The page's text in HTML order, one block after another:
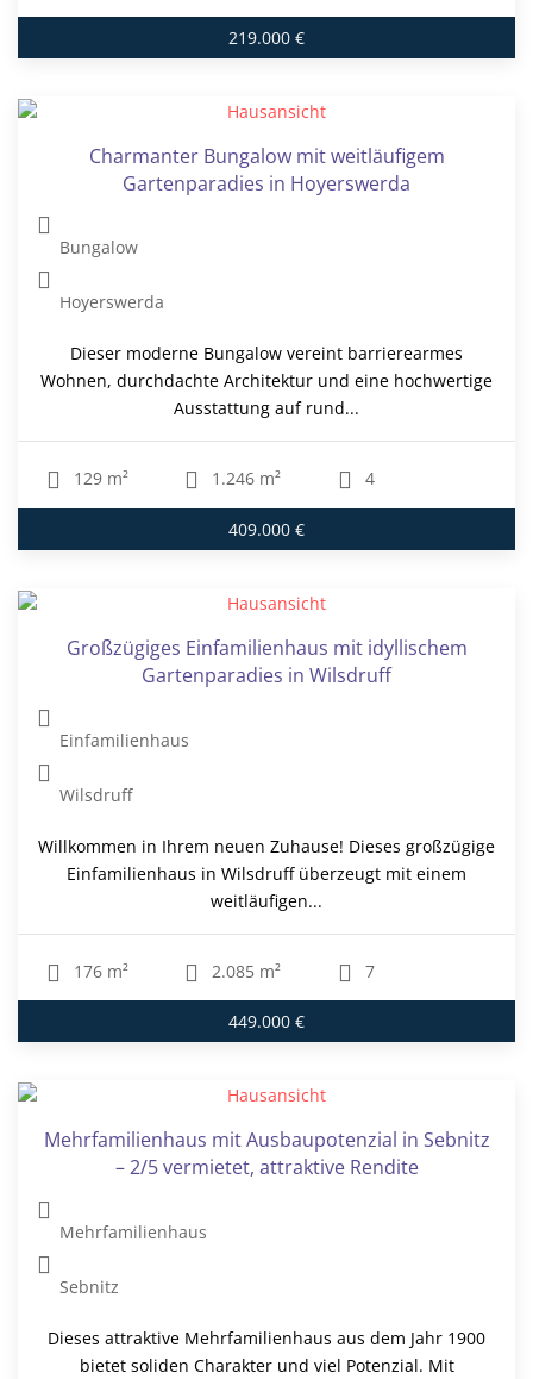
219.000 €
Charmanter Bungalow mit weitläufigem
Gartenparadies in Hoyerswerda
Bungalow
Hoyerswerda
Dieser moderne Bungalow vereint barrierearmes
Wohnen, durchdachte Architektur und eine hochwertige
Ausstattung auf rund...
129 m² 1.246 m² 4
409.000 €
Großzügiges Einfamilienhaus mit idyllischem
Gartenparadies in Wilsdruff
Einfamilienhaus
Wilsdruff
Willkommen in Ihrem neuen Zuhause! Dieses großzügige
Einfamilienhaus in Wilsdruff überzeugt mit einem
weitläufigen...
176 m² 2.085 m² 7
449.000 €
Mehrfamilienhaus mit Ausbaupotenzial in Sebnitz
– 2/5 vermietet, attraktive Rendite
Mehrfamilienhaus
Sebnitz
Dieses attraktive Mehrfamilienhaus aus dem Jahr 1900
bietet soliden Charakter und viel Potenzial. Mit